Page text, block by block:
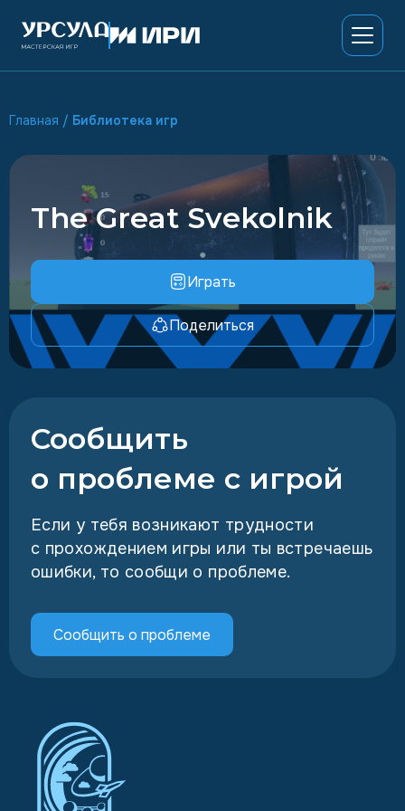
Главная / Библиотека игр
The Great Svekolnik
Играть
Поделиться
Сообщить
о проблеме с игрой
Если у тебя возникают трудности
с прохождением игры или ты встречаешь
ошибки, то сообщи о проблеме.
Сообщить о проблеме